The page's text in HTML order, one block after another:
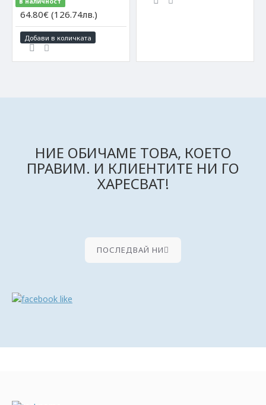
64.80€ (126.74лв.)
Добави в количката
НИЕ ОБИЧАМЕ ТОВА, КОЕТО
ПРАВИМ. И КЛИЕНТИТЕ НИ ГО
ХАРЕСВАТ!
ПОСЛЕДВАЙ НИ